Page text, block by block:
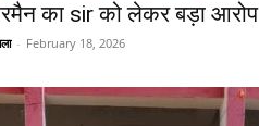
का sir को लेकर बड़ा आरोप
- February 18, 2026